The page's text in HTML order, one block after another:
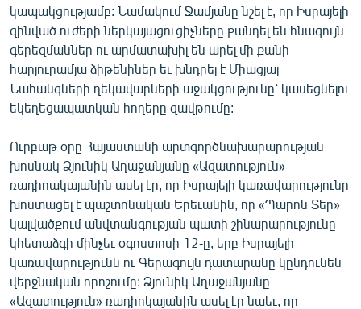
կապակցությամբ: Նամակում Ջամյանը նշել է, որ Իսրայելի
զինված ուժերի ներկայացուցիչները քանդել են հնագույն
գերեզմաններ ու արմատախիլ են արել մի քանի
հարյուրամյա ձիթենիներ եւ խնդրել է Միացյալ
Նահանգների ղեկավարների աջակցությունը՝ կասեցնելու
եկեղեցապատկան հողերը զավթումը:
Ուրբաթ օրը Հայաստանի արտգործնախարարության
խոսնակ Ձյունիկ Աղաջանյանը «Ազատություն»
ռադիոակայանին ասել էր, որ Իսրայելի կառավարությունը
խոստացել է պաշտոնական Երեւանին, որ «Պարոն Տեր»
կալվածքում անվտանգության պատի շինարարությունը
կհետաձգի մինչեւ օգոստոսի 12-ը, երբ Իսրայելի
կառավարությունն ու Գերագույն դատարանը կընդունեն
վերջնական որոշումը: Ձյունիկ Աղաջանյանը
«Ազատություն» ռադիոկայանին ասել էր նաեւ, որ